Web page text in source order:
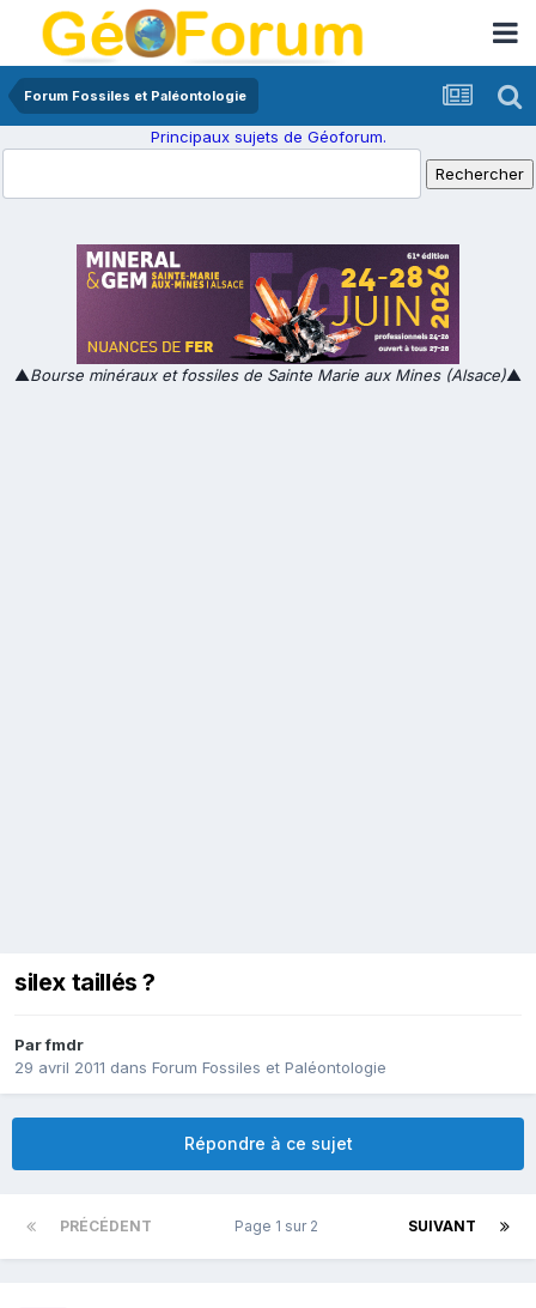
Forum Fossiles et Paléontologie
Principaux sujets de Géoforum.
▲Bourse minéraux et fossiles de Sainte Marie aux Mines (Alsace)▲
silex taillés ?
Parfmdr
29 avril 2011 dans Forum Fossiles et Paléontologie
Répondre à ce sujet
PRÉCÉDENT SUIVANT
Page 1 sur 2